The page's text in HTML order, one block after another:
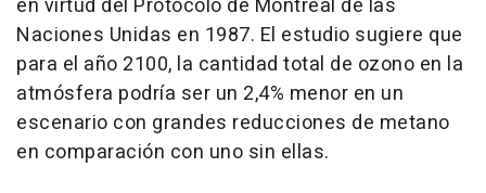
en virtud del Protocolo de Montreal de las
Naciones Unidas en 1987. El estudio sugiere que
para el año 2100, la cantidad total de ozono en la
atmósfera podría ser un 2,4% menor en un
escenario con grandes reducciones de metano
en comparación con uno sin ellas.